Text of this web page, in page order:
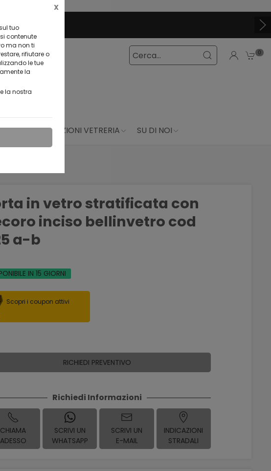
tuo
contenute
ma non ti
rifiutare o
le tue
la
e la nostra
X
0
PRODUZIONI VETRERIA SU DI NOI
in vetro stratificata con
inciso bellinvetro cod
a-b
IN 15 GIORNI
Scopri i coupon attivi
RICHIEDI PREVENTIVO
Richiedi Informazioni
CHIAMA
ADESSO
SCRIVI UN
WHATSAPP
SCRIVI UN
E-MAIL
INDICAZIONI
STRADALI